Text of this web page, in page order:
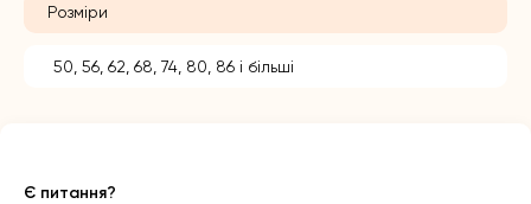
Розміри
50, 56, 62, 68, 74, 80, 86 і більші
Є питання?